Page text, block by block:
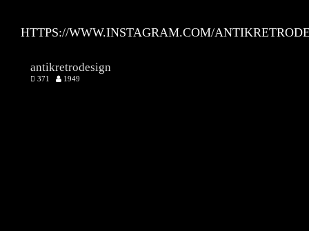
HTTPS://WWW.INSTAGRAM.COM/
antikretrodesign
371 1949